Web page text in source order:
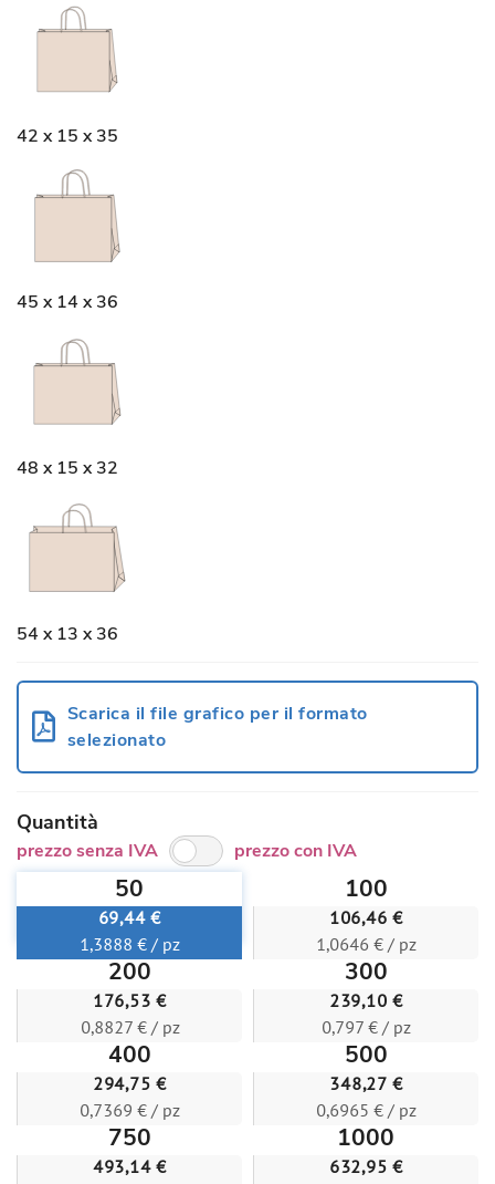
42 x 15 x 35
45 x 14 x 36
48 x 15 x 32
54 x 13 x 36
Scarica il file grafico per il formato
selezionato
Quantità
prezzo senza IVA prezzo con IVA
50
69,44 €
1,3888 € / pz
100
106,46 €
1,0646 € / pz
200
176,53 €
0,8827 € / pz
300
239,10 €
0,797 € / pz
400
294,75 €
0,7369 € / pz
500
348,27 €
0,6965 € / pz
750
493,14 €
1000
632,95 €